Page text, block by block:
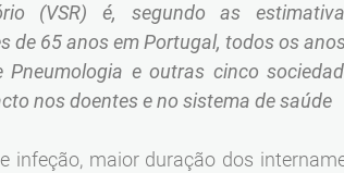
(VSR) é, segundo as
de 65 anos em Portugal, todos os
Pneumologia e outras cinco
nos doentes e no sistema de saúde
infeção, maior duração dos